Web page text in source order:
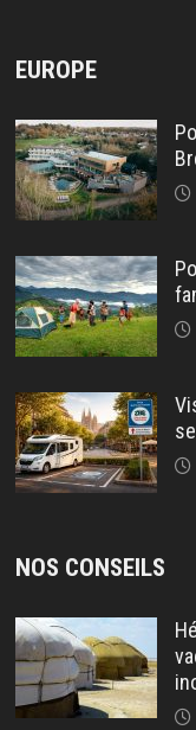
EUROPE
NOS CONSEILS